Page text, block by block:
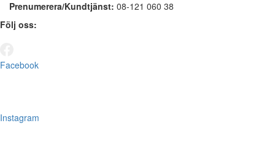
Prenumerera/Kundtjänst: 08-121 060 38
Följ oss:
Facebook
Instagram